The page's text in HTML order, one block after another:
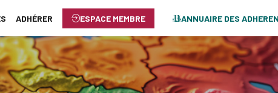
ADHÉRER ESPACE MEMBRE ANNUAIRE DES